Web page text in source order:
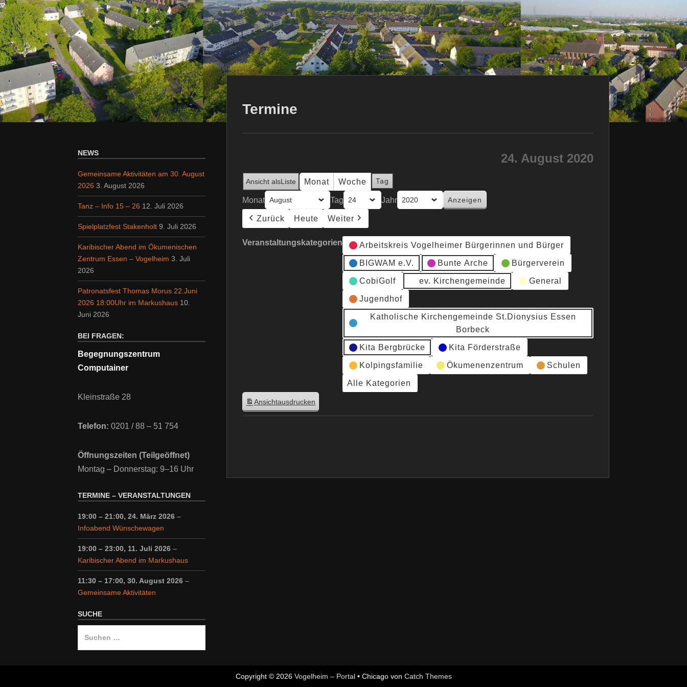
Termine
24. August 2020
Ansicht alsListe Monat Woche Tag
Monat Tag Jahr
Zurück Heute Weiter
Veranstaltungskategorien Arbeitskreis Vogelheimer Bürgerinnen und Bürger
BIGWAM e.V. Bunte Arche Bürgerverein
CobiGolf ev. Kirchengemeinde General
Jugendhof
Katholische Kirchengemeinde St.Dionysius Essen
Borbeck
Kita Bergbrücke Kita Förderstraße
Kolpingsfamilie Ökumenenzentrum Schulen
Alle Kategorien
Ansichtausdrucken
NEWS
Gemeinsame Aktivitäten am 30. August
2026 3. August 2026
Tanz – Info 15 – 26 12. Juli 2026
Spielplatzfest Stakenholt 9. Juli 2026
Karibischer Abend im Ökumenischen
Zentrum Essen – Vogelheim 3. Juli
2026
Patronatsfest Thomas Morus 22.Juni
2026 18:00Uhr im Markushaus 10.
Juni 2026
BEI FRAGEN:
Begegnungszentrum
Computainer
Kleinstraße 28
Telefon: 0201 / 88 – 51 754
Öffnungszeiten (Teilgeöffnet)
Montag – Donnerstag: 9–16 Uhr
TERMINE – VERANSTALTUNGEN
19:00 – 21:00, 24. März 2026 –
Infoabend Wünschewagen
19:00 – 23:00, 11. Juli 2026 –
Karibischer Abend im Markushaus
11:30 – 17:00, 30. August 2026 –
Gemeinsame Aktivitäten
SUCHE
Copyright © 2026 Vogelheim – Portal• Chicago von Catch Themes